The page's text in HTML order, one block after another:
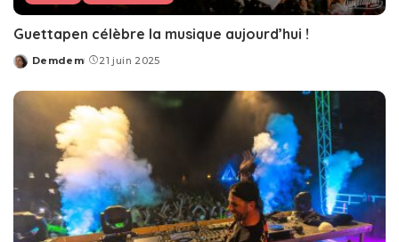
Guettapen célèbre la musique aujourd’hui !
Posted
Demdem 21 juin 2025